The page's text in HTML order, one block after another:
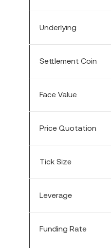
Underlying
Settlement Coin
Face Value
Price Quotation
Tick Size
Leverage
Funding Rate